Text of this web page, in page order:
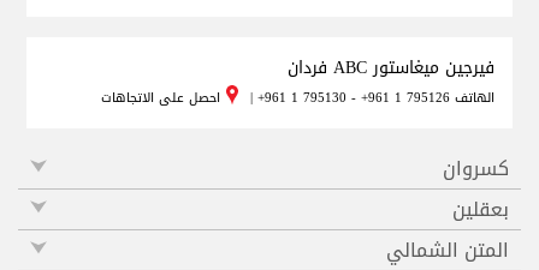
فيرجين ميغاستور ABC فردان
الهاتف+961 1 795130 - +961 1 795126
| احصل على الاتجاهات
كسروان
بعقلين
المتن الشمالي